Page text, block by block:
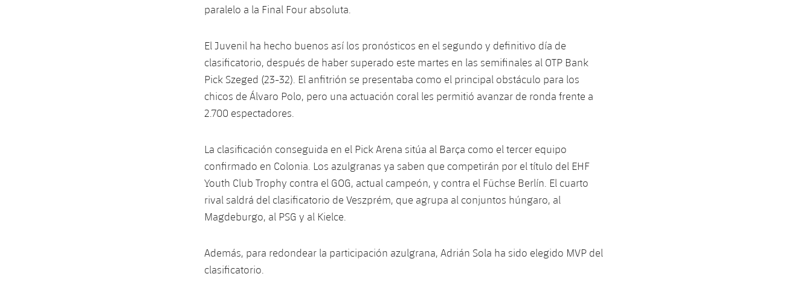
paralelo a la Final Four absoluta.
El Juvenil ha hecho buenos así los pronósticos en el segundo y definitivo día de
clasificatorio, después de haber superado este martes en las semifinales al OTP Bank
Pick Szeged (23-32). El anfitrión se presentaba como el principal obstáculo para los
chicos de Álvaro Polo, pero una actuación coral les permitió avanzar de ronda frente a
2.700 espectadores.
La clasificación conseguida en el Pick Arena sitúa al Barça como el tercer equipo
confirmado en Colonia. Los azulgranas ya saben que competirán por el título del EHF
Youth Club Trophy contra el GOG, actual campeón, y contra el Füchse Berlín. El cuarto
rival saldrá del clasificatorio de Veszprém, que agrupa al conjuntos húngaro, al
Magdeburgo, al PSG y al Kielce.
Además, para redondear la participación azulgrana, Adrián Sola ha sido elegido MVP del
clasificatorio.